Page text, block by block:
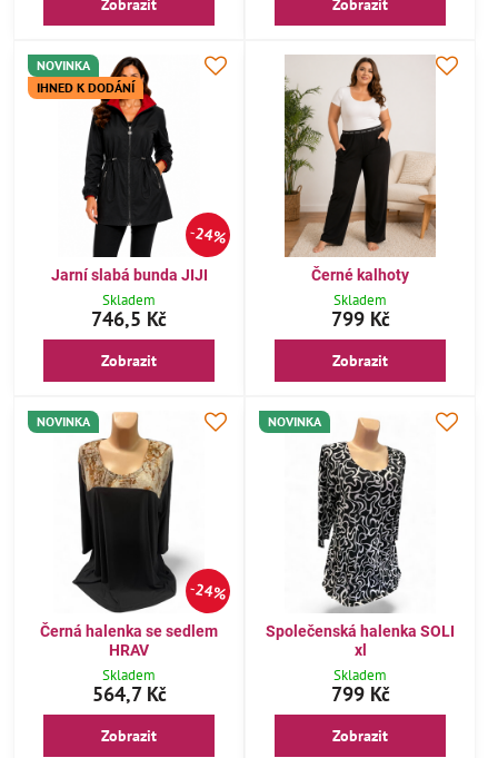
24%
NOVINKA
IHNED K DODÁNÍ
Jarní slabá bunda JIJI
Skladem
746,5 Kč
Zobrazit
Černé kalhoty
Skladem
799 Kč
Zobrazit
24%
NOVINKA
Černá halenka se sedlem
HRAV
Skladem
564,7 Kč
Zobrazit
NOVINKA
Společenská halenka SOLI
xl
Skladem
799 Kč
Zobrazit